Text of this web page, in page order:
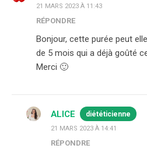
21 MARS 2023 À 11:43
RÉPONDRE
Bonjour, cette purée peut
de 5 mois qui a déjà goûté
Merci 🙂
ALICE diététicienne
21 MARS 2023 À 14:41
RÉPONDRE